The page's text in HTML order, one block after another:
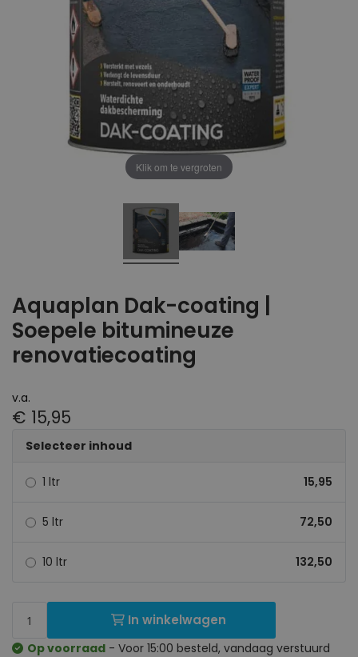
Aquaplan Dak-coating |
Soepele bitumineuze
renovatiecoating
v.a.
€ 15,95
Op voorraad - Voor 15:00 besteld, vandaag verstuurd
Selecteer inhoud
1 ltr 15,95
5 ltr 72,50
10 ltr 132,50
In winkelwagen
Klik om te vergroten